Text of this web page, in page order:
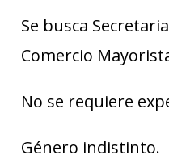
Se busca
Comercio
No se requiere
Género indistinto.